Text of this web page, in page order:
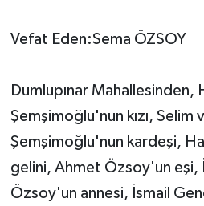
Vefat Eden:Sema ÖZSOY
Dumlupınar Mahallesinden,
Şemşimoğlu'nun kızı, Selim
Şemşimoğlu'nun kardeşi,
gelini, Ahmet Özsoy'un eşi,
Özsoy'un annesi, İsmail